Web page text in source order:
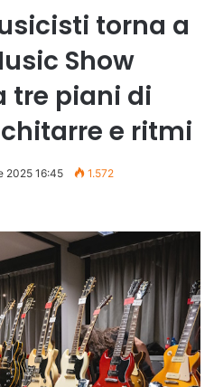
torna a
Show
tre piani di
e ritmi
2025 16:45 1.572